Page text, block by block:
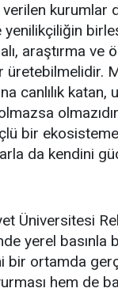
kurumlar
araştırma
canlılık
bir
da kendini
Üniversitesi
yerel basınla
bir ortamda
hem de